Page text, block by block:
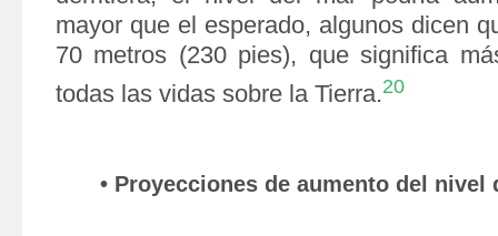
mayor que el esperado, algunos dicen
70 metros (230 pies), que significa
todas las vidas sobre la Tierra.20
• Proyecciones de aumento del nivel